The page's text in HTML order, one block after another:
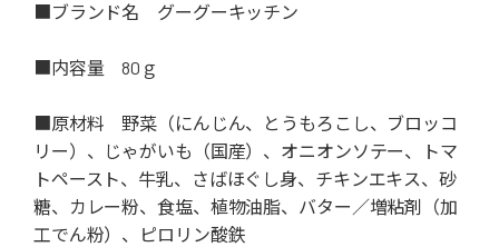
■ブランド名 グーグーキッチン
■内容量 80ｇ
■原材料 野菜（にんじん、とうもろこし、ブロッコ
リー）、じゃがいも（国産）、オニオンソテー、トマ
トペースト、牛乳、さばほぐし身、チキンエキス、砂
糖、カレー粉、食塩、植物油脂、バター／増粘剤（加
工でん粉）、ピロリン酸鉄